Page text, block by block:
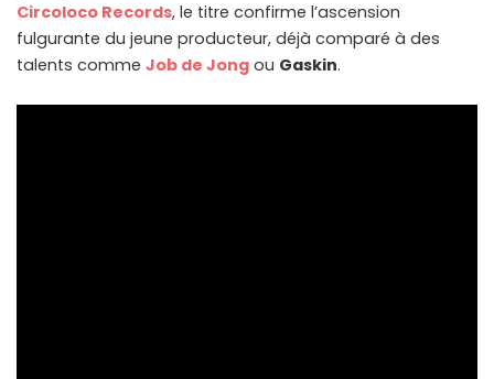
Circoloco Records, le titre confirme l’ascension
fulgurante du jeune producteur, déjà comparé à des
talents comme Job de Jong ou Gaskin.